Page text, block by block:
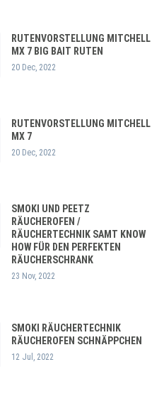
RUTENVORSTELLUNG MITCHELL
MX 7 BIG BAIT RUTEN
20 Dec, 2022
RUTENVORSTELLUNG MITCHELL
MX 7
20 Dec, 2022
SMOKI UND PEETZ
RÄUCHEROFEN /
RÄUCHERTECHNIK SAMT KNOW
HOW FÜR DEN PERFEKTEN
RÄUCHERSCHRANK
23 Nov, 2022
SMOKI RÄUCHERTECHNIK
RÄUCHEROFEN SCHNÄPPCHEN
12 Jul, 2022